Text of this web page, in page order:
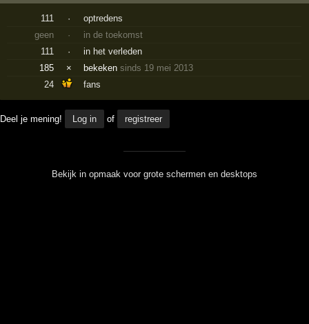
111 ·
optredens
geen
·
in de toekomst
111
·
in het verleden
185
× bekekensinds 19 mei 2013
24
fans
Deel je mening! Log in of registreer
Bekijk in opmaak voor grote schermen en desktops